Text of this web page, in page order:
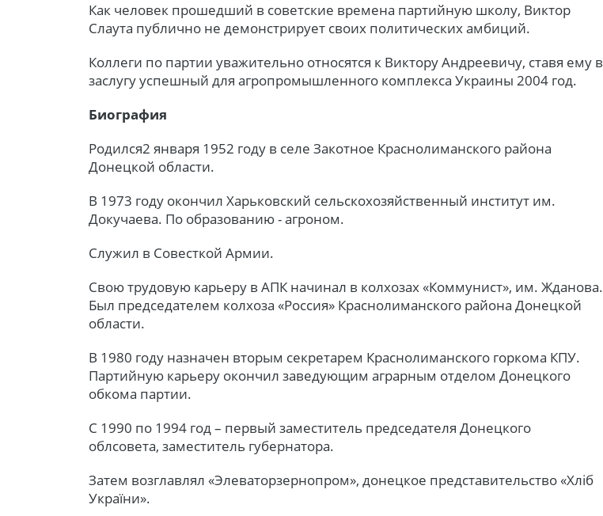
Как человек прошедший в советские времена партийную школу, Виктор
Слаута публично не демонстрирует своих политических амбиций.
Коллеги по партии уважительно относятся к Виктору Андреевичу, ставя ему в
заслугу успешный для агропромышленного комплекса Украины 2004 год.
Биография
Родился2 января 1952 году в селе Закотное Краснолиманского района
Донецкой области.
В 1973 году окончил Харьковский сельскохозяйственный институт им.
Докучаева. По образованию - агроном.
Служил в Совесткой Армии.
Свою трудовую карьеру в АПК начинал в колхозах «Коммунист», им. Жданова.
Был председателем колхоза «Россия» Краснолиманского района Донецкой
области.
В 1980 году назначен вторым секретарем Краснолиманского горкома КПУ.
Партийную карьеру окончил заведующим аграрным отделом Донецкого
обкома партии.
С 1990 по 1994 год – первый заместитель председателя Донецкого
облсовета, заместитель губернатора.
Затем возглавлял «Элеваторзернопром», донецкое представительство «Хліб
України».